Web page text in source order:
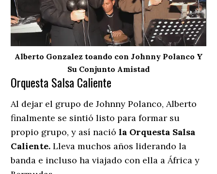
Alberto Gonzalez toando con Johnny Polanco Y
Su Conjunto Amistad
Orquesta Salsa Caliente
Al dejar el grupo de Johnny Polanco, Alberto
finalmente se sintió listo para formar su
propio grupo, y así nacióla Orquesta Salsa
Caliente. Lleva muchos años liderando la
banda e incluso ha viajado con ella a África y